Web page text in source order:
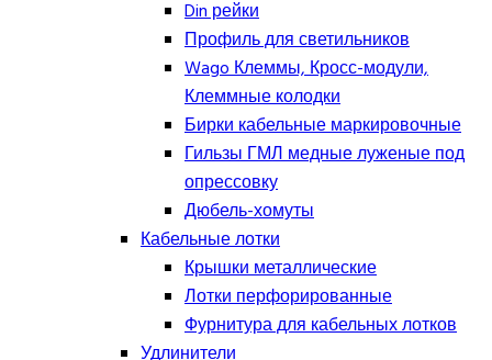
Din рейки
Профиль для светильников
Wago Клеммы, Кросс-модули,
Клеммные колодки
Бирки кабельные маркировочные
Гильзы ГМЛ медные луженые под
опрессовку
Дюбель-хомуты
Кабельные лотки
Крышки металлические
Лотки перфорированные
Фурнитура для кабельных лотков